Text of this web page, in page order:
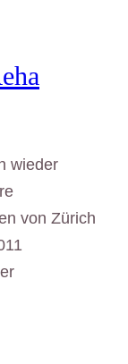
wieder
von Zürich